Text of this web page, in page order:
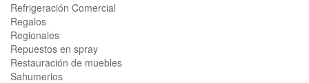
Refrigeración Comercial
Regalos
Regionales
Repuestos en spray
Restauración de muebles
Sahumerios